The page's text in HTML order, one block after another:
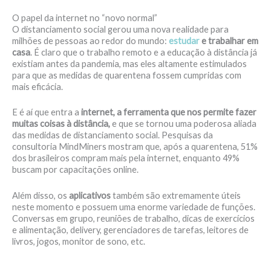
O papel da internet no “novo normal”
O distanciamento social gerou uma nova realidade para
milhões de pessoas ao redor do mundo: estudare trabalhar em
casa. É claro que o trabalho remoto e a educação à distância já
existiam antes da pandemia, mas eles altamente estimulados
para que as medidas de quarentena fossem cumpridas com
mais eficácia.
E é aí que entra a internet, a ferramenta que nos permite fazer
muitas coisas à distância,e que se tornou uma poderosa aliada
das medidas de distanciamento social. Pesquisas da
consultoria MindMiners mostram que, após a quarentena, 51%
dos brasileiros compram mais pela internet, enquanto 49%
buscam por capacitações online.
Além disso, os aplicativostambém são extremamente úteis
neste momento e possuem uma enorme variedade de funções.
Conversas em grupo, reuniões de trabalho, dicas de exercícios
e alimentação, delivery, gerenciadores de tarefas, leitores de
livros, jogos, monitor de sono, etc.